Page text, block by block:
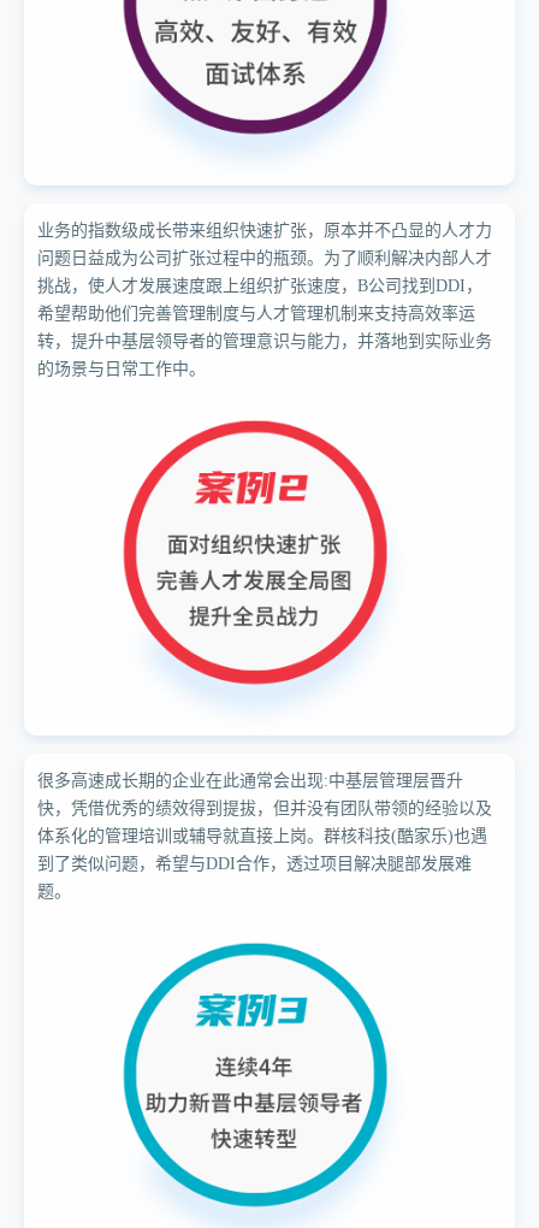
业务的指数级成长带来组织快速扩张，原本并不凸显的人才力
问题日益成为公司扩张过程中的瓶颈。为了顺利解决内部人才
挑战，使人才发展速度跟上组织扩张速度，B公司找到DDI，
希望帮助他们完善管理制度与人才管理机制来支持高效率运
转，提升中基层领导者的管理意识与能力，并落地到实际业务
的场景与日常工作中。
很多高速成长期的企业在此通常会出现:中基层管理层晋升
快，凭借优秀的绩效得到提拔，但并没有团队带领的经验以及
体系化的管理培训或辅导就直接上岗。群核科技(酷家乐)也遇
到了类似问题，希望与DDI合作，透过项目解决腿部发展难
题。